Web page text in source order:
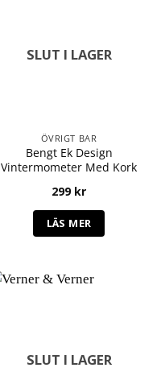
SLUT I LAGER
ÖVRIGT BAR
Bengt Ek Design
Vintermometer Med Kork
299 kr
LÄS MER
SLUT I LAGER